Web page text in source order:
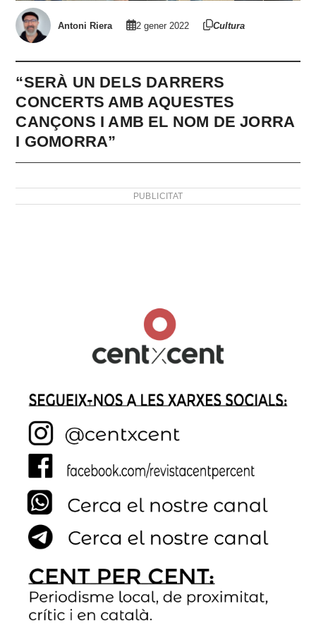
Antoni Riera 2 gener 2022 Cultura
“SERÀ UN DELS DARRERS
CONCERTS AMB AQUESTES
CANÇONS I AMB EL NOM DE JORRA
I GOMORRA”
PUBLICITAT